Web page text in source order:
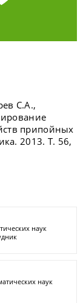
С.А.,
припойных
2013. Т. 56,
наук
наук